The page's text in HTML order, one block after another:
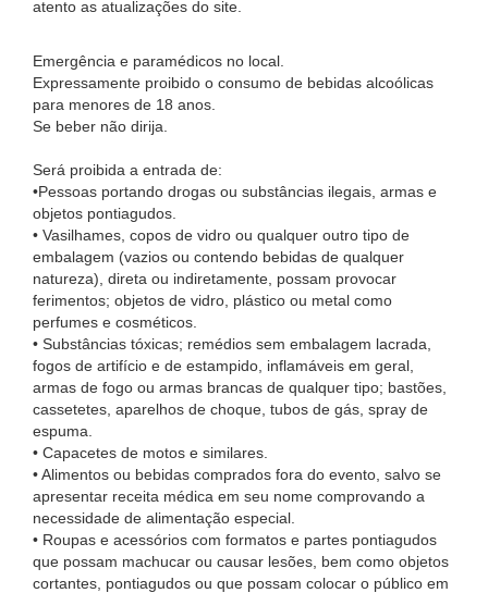
atento as atualizações do site.
Emergência e paramédicos no local.
Expressamente proibido o consumo de bebidas alcoólicas
para menores de 18 anos.
Se beber não dirija.
Será proibida a entrada de:
•Pessoas portando drogas ou substâncias ilegais, armas e
objetos pontiagudos.
• Vasilhames, copos de vidro ou qualquer outro tipo de
embalagem (vazios ou contendo bebidas de qualquer
natureza), direta ou indiretamente, possam provocar
ferimentos; objetos de vidro, plástico ou metal como
perfumes e cosméticos.
• Substâncias tóxicas; remédios sem embalagem lacrada,
fogos de artifício e de estampido, inflamáveis em geral,
armas de fogo ou armas brancas de qualquer tipo; bastões,
cassetetes, aparelhos de choque, tubos de gás, spray de
espuma.
• Capacetes de motos e similares.
• Alimentos ou bebidas comprados fora do evento, salvo se
apresentar receita médica em seu nome comprovando a
necessidade de alimentação especial.
• Roupas e acessórios com formatos e partes pontiagudos
que possam machucar ou causar lesões, bem como objetos
cortantes, pontiagudos ou que possam colocar o público em